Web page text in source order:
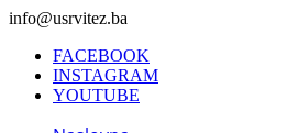
info@usrvitez.ba
FACEBOOK
INSTAGRAM
YOUTUBE